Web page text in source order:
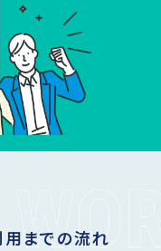
までの流れ